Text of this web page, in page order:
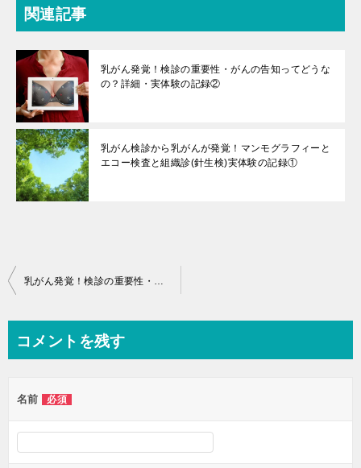
関連記事
乳がん発覚！検診の重要性・がんの告知ってどうな
の？詳細・実体験の記録②
乳がん検診から乳がんが発覚！マンモグラフィーと
エコー検査と組織診(針生検)実体験の記録①
投
ビ
ー
シ
ョ
コメントを残す
名前 必須